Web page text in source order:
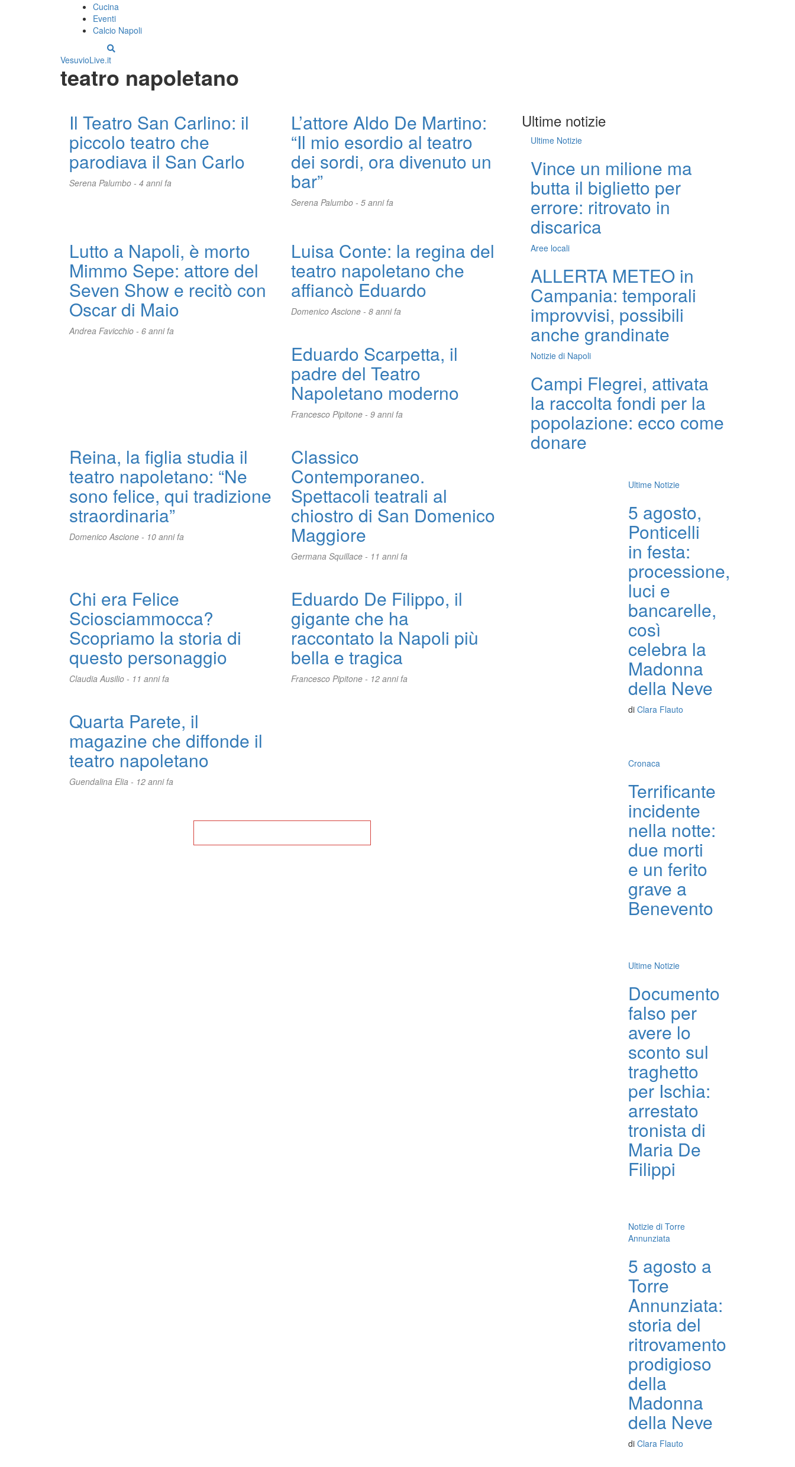
Cucina
Eventi
Calcio Napoli
VesuvioLive.it
teatro napoletano
Il Teatro San Carlino: il
piccolo teatro che
parodiava il San Carlo
Serena Palumbo - 4 anni fa
L’attore Aldo De Martino:
“Il mio esordio al teatro
dei sordi, ora divenuto un
bar”
Serena Palumbo - 5 anni fa
Lutto a Napoli, è morto
Mimmo Sepe: attore del
Seven Show e recitò con
Oscar di Maio
Andrea Favicchio - 6 anni fa
Luisa Conte: la regina del
teatro napoletano che
affiancò Eduardo
Domenico Ascione - 8 anni fa
Eduardo Scarpetta, il
padre del Teatro
Napoletano moderno
Francesco Pipitone - 9 anni fa
Reina, la figlia studia il
teatro napoletano: “Ne
sono felice, qui tradizione
straordinaria”
Domenico Ascione - 10 anni fa
Classico
Contemporaneo.
Spettacoli teatrali al
chiostro di San Domenico
Maggiore
Germana Squillace - 11 anni fa
Chi era Felice
Sciosciammocca?
Scopriamo la storia di
questo personaggio
Claudia Ausilio - 11 anni fa
Eduardo De Filippo, il
gigante che ha
raccontato la Napoli più
bella e tragica
Francesco Pipitone - 12 anni fa
Quarta Parete, il
magazine che diffonde il
teatro napoletano
Guendalina Elia - 12 anni fa
Ultime notizie
Ultime Notizie
Vince un milione ma
butta il biglietto per
errore: ritrovato in
discarica
Aree locali
ALLERTA METEO in
Campania: temporali
improvvisi, possibili
anche grandinate
Notizie di Napoli
Campi Flegrei, attivata
la raccolta fondi per la
popolazione: ecco come
donare
Ultime Notizie
5 agosto,
Ponticelli
in festa:
processione,
luci e
bancarelle,
così
celebra la
Madonna
della Neve
di Clara Flauto
Cronaca
Terrificante
incidente
nella notte:
due morti
e un ferito
grave a
Benevento
Ultime Notizie
Documento
falso per
avere lo
sconto sul
traghetto
per Ischia:
arrestato
tronista di
Maria De
Filippi
Notizie di Torre
Annunziata
5 agosto a
Torre
Annunziata:
storia del
ritrovamento
prodigioso
della
Madonna
della Neve
di Clara Flauto